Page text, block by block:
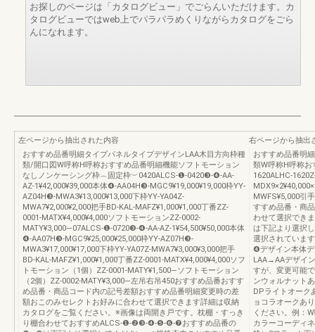
お探しのページは「カタログビュー」でごらんいただけます。カ
タログビューではweb上でパラパラめくりながらカタログをごら
んになれます。
左ページから抽出された内容
おすすめ品番明細タイプパネルタイプデザインLAA木目方向枠種
類/開口図W呼称H呼称おすすめ品番明細機能ソフトモーション
なしノンケーシング枠︵固定枠︶0420ALCS-❶-0420❸-❹-AA-
AZ-1¥42,000¥39,000本体❹-AA04H❸-MGC9¥19,000¥19,000枠YY-
AZ04H❸-MWA3¥13,000¥13,000下枠YY-YA04Z-
MWA7¥2,000¥2,000把手BD-KAL-MAFZ¥1,000¥1,000丁番ZZ-
0001-MATX¥4,000¥4,000ソフトモーションZZ-0002-
MATY¥3,000―07ALCS-❶-0720❸-❹-AA-AZ-1¥54,500¥50,000本体
❹-AA07H❸-MGC9¥25,000¥25,000枠YY-AZ07H❸-
MWA3¥17,000¥17,000下枠YY-YA07Z-MWA7¥3,000¥3,000把手
BD-KAL-MAFZ¥1,000¥1,000丁番ZZ-0001-MATX¥4,000¥4,000ソフ
トモーション（1個）ZZ-0001-MATY¥1,500―ソフトモーション
（2個）ZZ-0002-MATY¥3,000―左吊右吊450おすすめ品番おすす
め品番・商品コード内の記号差額おすすめ品番明細変更時の差
額おこのみセレクトお好みに合わせて選択できます詳細は収納
カタログをご覧ください。※画像は両開き戸です。枕棚・すっき
り棚合わせておすすめALCS-❶-❷❸-❹-❺-❻-❼おすすめ品番の
右ページから抽出
おすすめ品番明
類W呼称H呼称お
1620ALHC-
MWFS¥5,000引
すすめ品番・商
わせて選択で
は下記より選択
選択されていま
❹デザイン本体
LAA→AAデザイ
すが、変更可能
ンウォルナット
DPライトオーク
ョコラオークあ
ください。例：
カラーコーディ